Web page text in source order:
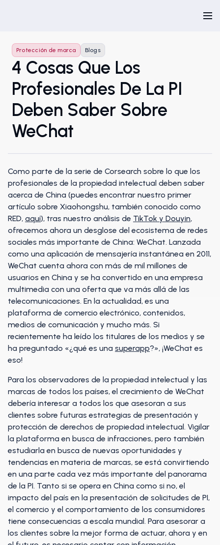
Protección de marca Blogs
4 Cosas Que Los
Profesionales De La PI
Deben Saber Sobre
WeChat
Como parte de la serie de Corsearch sobre lo que los
profesionales de la propiedad intelectual deben saber
acerca de China (puedes encontrar nuestro primer
artículo sobre Xiaohongshu, también conocido como
RED, aquí), tras nuestro análisis de TikTok y Douyin,
ofrecemos ahora un desglose del ecosistema de redes
sociales más importante de China: WeChat. Lanzada
como una aplicación de mensajería instantánea en 2011,
WeChat cuenta ahora con más de mil millones de
usuarios en China y se ha convertido en una empresa
multimedia con una oferta que va más allá de las
telecomunicaciones. En la actualidad, es una
plataforma de comercio electrónico, contenidos,
medios de comunicación y mucho más. Si
recientemente ha leído los titulares de los medios y se
ha preguntado «¿qué es una superapp?», ¡WeChat es
eso!
Para los observadores de la propiedad intelectual y las
marcas de todos los países, el crecimiento de WeChat
debería interesar a todos los que asesoran a sus
clientes sobre futuras estrategias de presentación y
protección de derechos de propiedad intelectual. Vigilar
la plataforma en busca de infracciones, pero también
estudiarla en busca de nuevas oportunidades y
tendencias en materia de marcas, se está convirtiendo
en una parte cada vez más importante del panorama
de la PI. Tanto si se opera en China como si no, el
impacto del país en la presentación de solicitudes de PI,
el comercio y el comportamiento de los consumidores
tiene consecuencias a escala mundial. Para asesorar a
los clientes sobre la mejor forma de actuar, ahora y en